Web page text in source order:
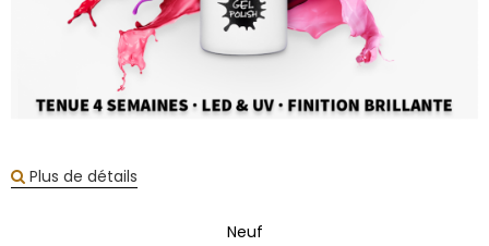
Plus de détails
Neuf